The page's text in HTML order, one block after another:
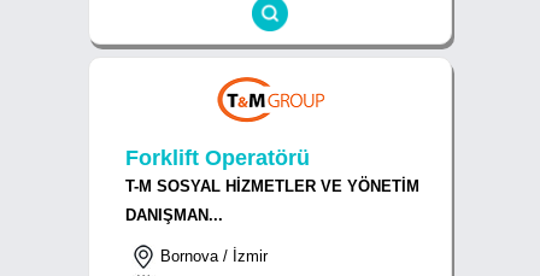
Forklift Operatörü
T-M SOSYAL HİZMETLER VE YÖNETİM
DANIŞMAN...
Bornova / İzmir